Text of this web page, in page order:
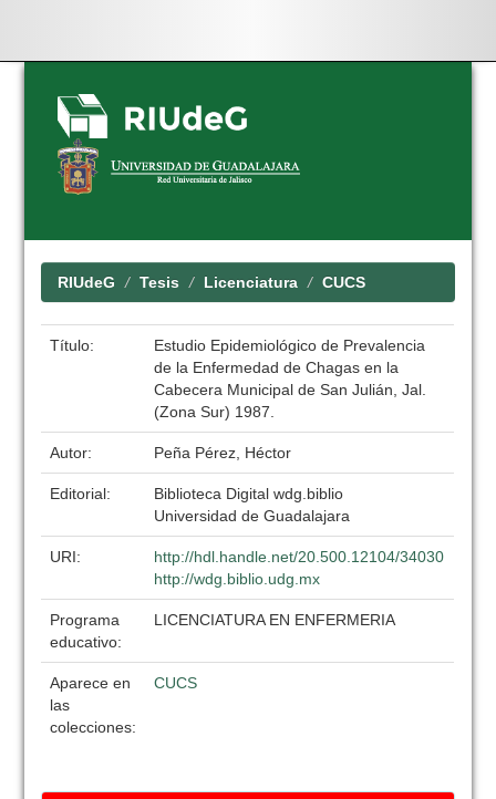
Skip
navigation
RIUdeG Tesis Licenciatura CUCS
Título:
Estudio Epidemiológico de Prevalencia
de la Enfermedad de Chagas en la
Cabecera Municipal de San Julián, Jal.
(Zona Sur) 1987.
Autor: Peña Pérez, Héctor
Editorial:
Biblioteca Digital wdg.biblio
Universidad de Guadalajara
URI:
http://hdl.handle.net/20.500.12104/34030
http://wdg.biblio.udg.mx
Programa
educativo:
LICENCIATURA EN ENFERMERIA
Aparece en
las
colecciones:
CUCS